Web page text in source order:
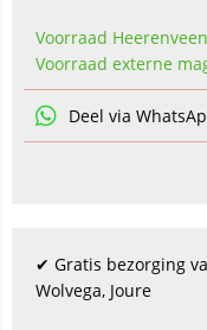
Voorraad
Voorraad externe
Deel via
✔ Gratis bezorging
Wolvega, Joure